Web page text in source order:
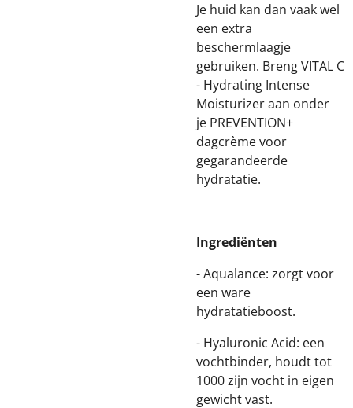
Je huid kan dan vaak wel
een extra
beschermlaagje
gebruiken. Breng VITAL C
- Hydrating Intense
Moisturizer aan onder
je PREVENTION+
dagcrème voor
gegarandeerde
hydratatie.
Ingrediënten
- Aqualance: zorgt voor
een ware
hydratatieboost.
- Hyaluronic Acid: een
vochtbinder, houdt tot
1000 zijn vocht in eigen
gewicht vast.